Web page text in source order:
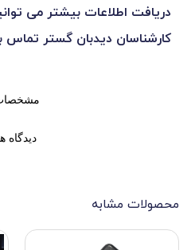
بیشتر می توانید قبل از خرید با
گستر تماس بگیرید.